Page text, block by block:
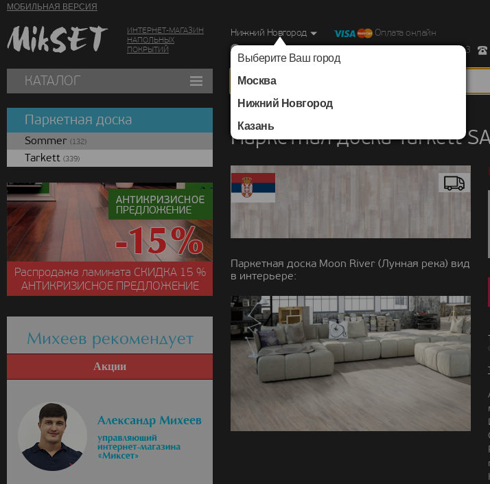
МОБИЛЬНАЯ ВЕРСИЯ
ИНТЕРНЕТ-МАГАЗИН
НАПОЛЬНЫХ
ПОКРЫТИЙ
Нижний Новгород
Выберите Ваш город
Москва
Нижний Новгород
Казань
Оплата онлайн
г. Нижний Новгород, Ул. Республиканская д.43 корпус 3
КАТАЛОГ
Паркетная доска Tarkett
Паркетная доска Moon River (Лунная река) вид
в интерьере:
Паркетная доска
Sommer (132)
Tarkett (339)
Распродажа ламината СКИДКА15 %
АНТИКРИЗИСНОЕ ПРЕДЛОЖЕНИЕ
Михеев рекомендует
Акции